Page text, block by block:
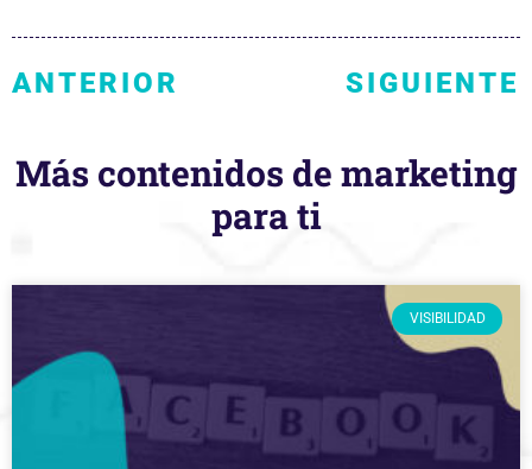
ANTERIOR SIGUIENTE
Más contenidos de marketing
para ti
VISIBILIDAD